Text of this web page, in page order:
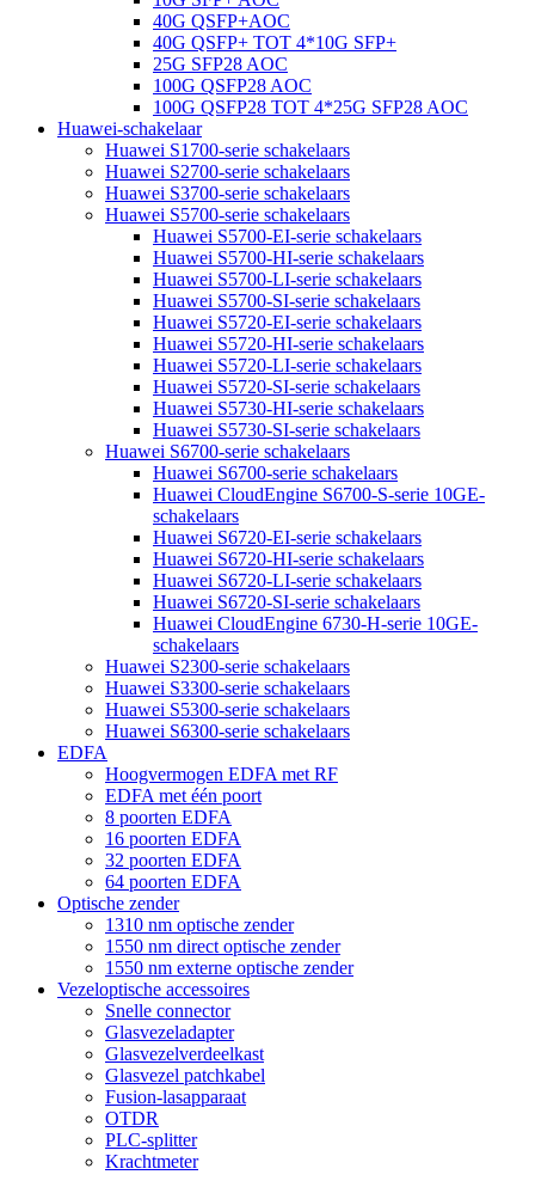
40G QSFP+AOC
40G QSFP+ TOT 4*10G SFP+
25G SFP28 AOC
100G QSFP28 AOC
100G QSFP28 TOT 4*25G SFP28 AOC
Huawei-schakelaar
Huawei S1700-serie schakelaars
Huawei S2700-serie schakelaars
Huawei S3700-serie schakelaars
Huawei S5700-serie schakelaars
Huawei S5700-EI-serie schakelaars
Huawei S5700-HI-serie schakelaars
Huawei S5700-LI-serie schakelaars
Huawei S5700-SI-serie schakelaars
Huawei S5720-EI-serie schakelaars
Huawei S5720-HI-serie schakelaars
Huawei S5720-LI-serie schakelaars
Huawei S5720-SI-serie schakelaars
Huawei S5730-HI-serie schakelaars
Huawei S5730-SI-serie schakelaars
Huawei S6700-serie schakelaars
Huawei S6700-serie schakelaars
Huawei CloudEngine S6700-S-serie 10GE-
schakelaars
Huawei S6720-EI-serie schakelaars
Huawei S6720-HI-serie schakelaars
Huawei S6720-LI-serie schakelaars
Huawei S6720-SI-serie schakelaars
Huawei CloudEngine 6730-H-serie 10GE-
schakelaars
Huawei S2300-serie schakelaars
Huawei S3300-serie schakelaars
Huawei S5300-serie schakelaars
Huawei S6300-serie schakelaars
EDFA
Hoogvermogen EDFA met RF
EDFA met één poort
8 poorten EDFA
16 poorten EDFA
32 poorten EDFA
64 poorten EDFA
Optische zender
1310 nm optische zender
1550 nm direct optische zender
1550 nm externe optische zender
Vezeloptische accessoires
Snelle connector
Glasvezeladapter
Glasvezelverdeelkast
Glasvezel patchkabel
Fusion-lasapparaat
OTDR
PLC-splitter
Krachtmeter